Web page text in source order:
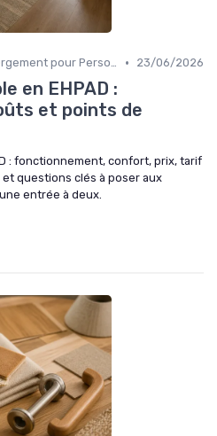
EHPAD (Établissements d'Hébergement pour Personnes Âgées Dépendantes) • 23/06/2026
en EHPAD :
et points de
: fonctionnement, confort, prix, tarif
questions clés à poser aux
entrée à deux.